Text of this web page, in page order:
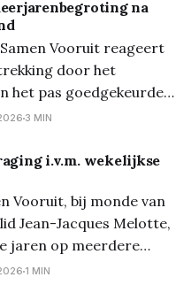
vastgesteld en
van het
na
Vooruit reageert
door het
het pas goedgekeurde
amper één maand
hogere overheid tikte
op de vingers. Het
zich dieper in de
om
3 MIN
i.v.m. wekelijkse
Vooruit, bij monde van
Jean-Jacques Melotte,
jaren op meerdere
de vraag
1 MIN